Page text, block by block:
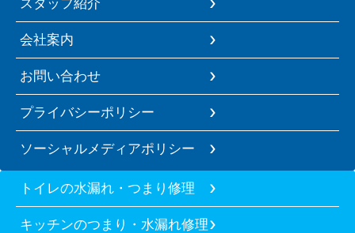
会社案内
お問い合わせ
プライバシーポリシー
ソーシャルメディアポリシー
トイレの水漏れ・つまり修理
キッチンのつまり・水漏れ修理